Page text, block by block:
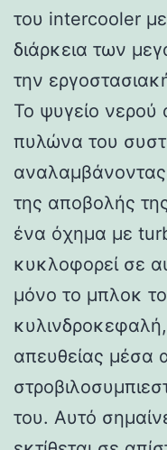
του intercooler με
διάρκεια των
την
Το ψυγείο νερού
πυλώνα του
της αποβολής
ένα όχημα με
κυκλοφορεί σε
μόνο το μπλοκ
απευθείας μέσα
του. Αυτό